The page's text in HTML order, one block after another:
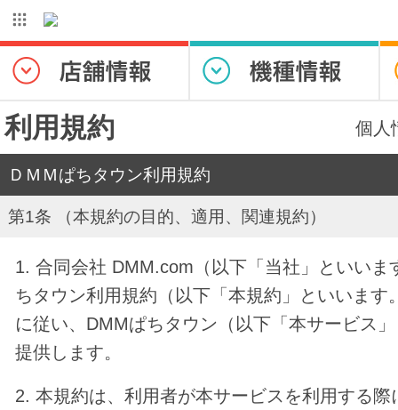
利用規約 個人
ＤＭＭぱちタウン利用規約
第1条 （本規約の目的、適用、関連規約）
1. 合同会社 DMM.com（以下「当社」といいま
ちタウン利用規約（以下「本規約」といいます
に従い、DMMぱちタウン（以下「本サービス
提供します。
2. 本規約は、利用者が本サービスを利用する